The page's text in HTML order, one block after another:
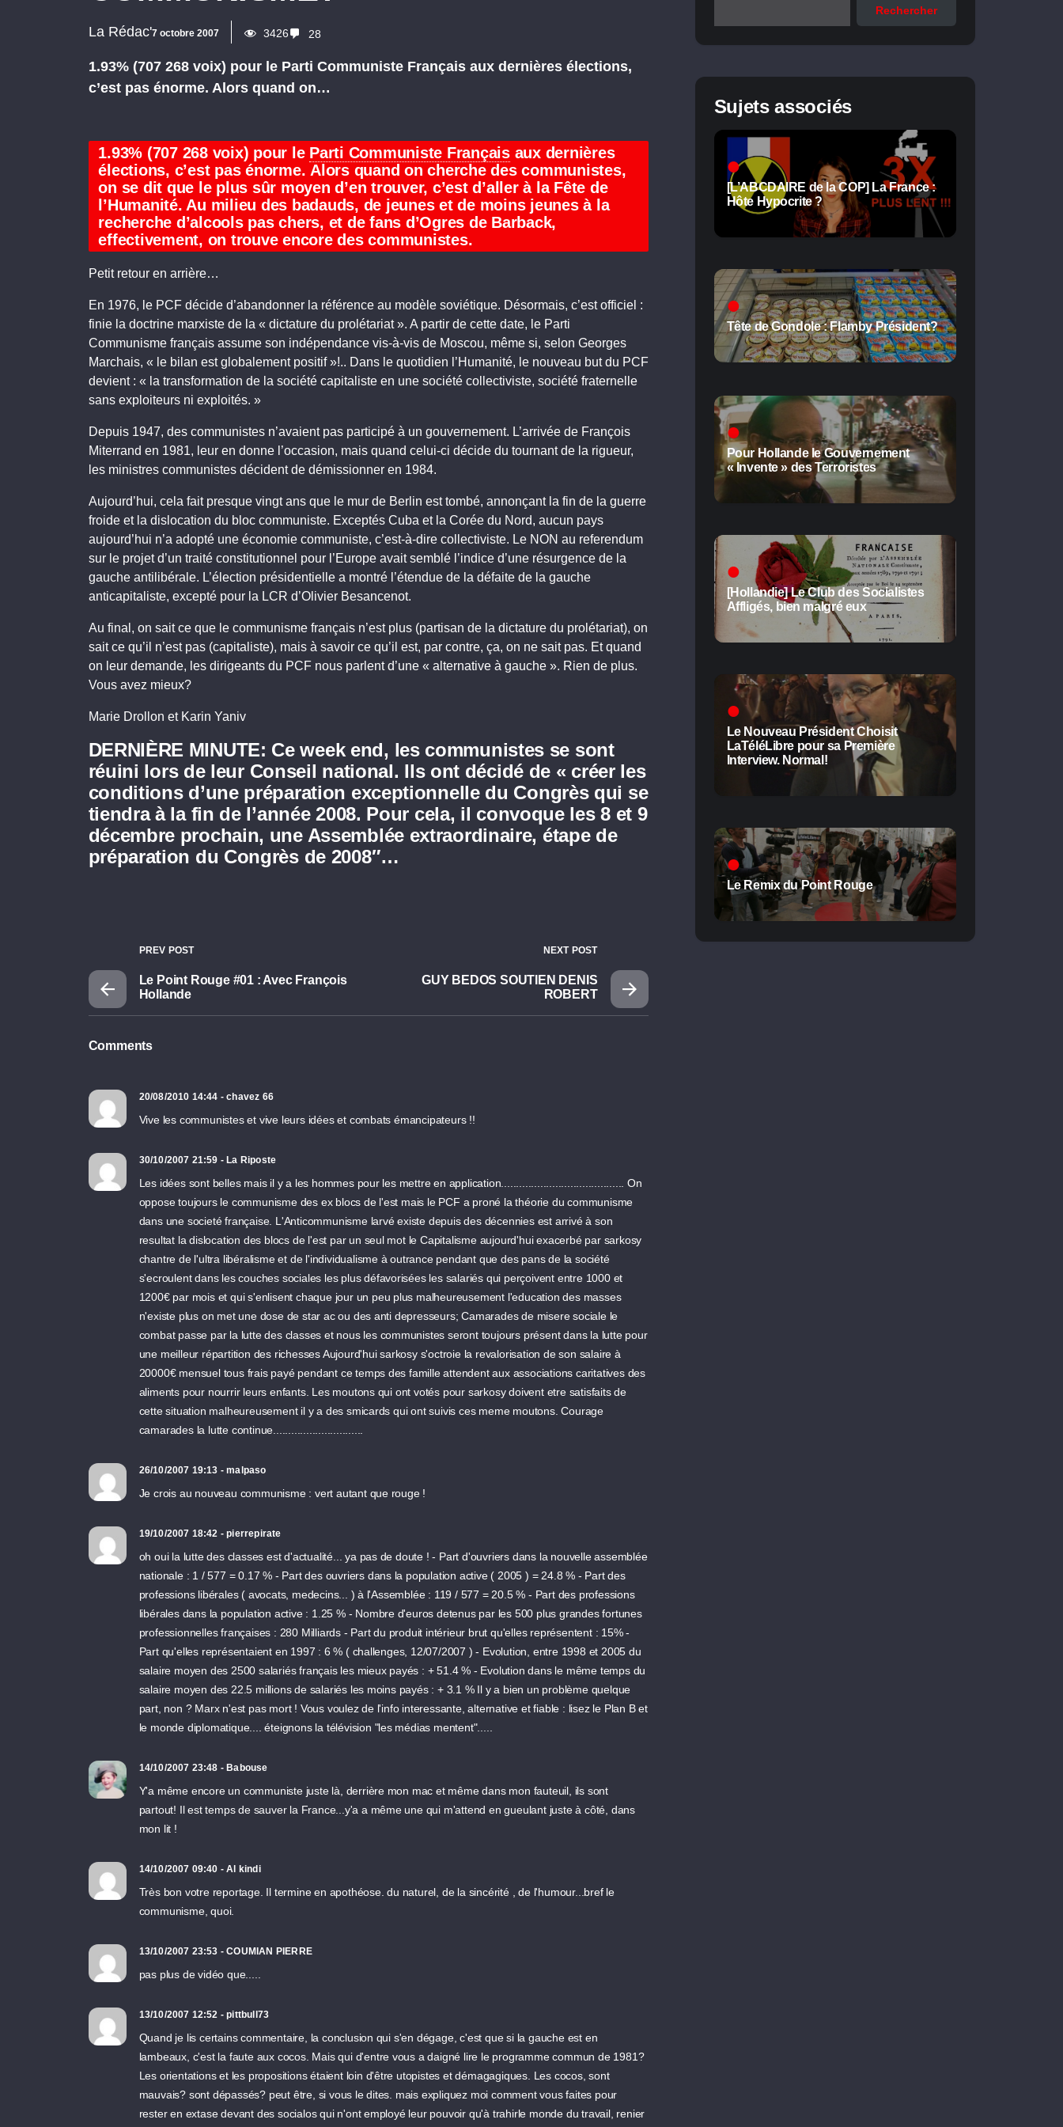
La Rédac'7 octobre 2007 3426 28
1.93% (707 268 voix) pour le Parti Communiste Français aux dernières élections,
c’est pas énorme. Alors quand on…
1.93% (707 268 voix) pour le Parti Communiste Françaisaux dernières
élections, c’est pas énorme. Alors quand on cherche des communistes,
on se dit que le plus sûr moyen d’en trouver, c’est d’aller à la Fête de
l’Humanité. Au milieu des badauds, de jeunes et de moins jeunes à la
recherche d’alcools pas chers, et de fans d’Ogres de Barback,
effectivement, on trouve encore des communistes.
Petit retour en arrière…
En 1976, le PCF décide d’abandonner la référence au modèle soviétique. Désormais, c’est officiel :
finie la doctrine marxiste de la « dictature du prolétariat ». A partir de cette date, le Parti
Communisme français assume son indépendance vis-à-vis de Moscou, même si, selon Georges
Marchais, « le bilan est globalement positif »!.. Dans le quotidien l’Humanité, le nouveau but du PCF
devient : « la transformation de la société capitaliste en une société collectiviste, société fraternelle
sans exploiteurs ni exploités. »
Depuis 1947, des communistes n’avaient pas participé à un gouvernement. L’arrivée de François
Miterrand en 1981, leur en donne l’occasion, mais quand celui-ci décide du tournant de la rigueur,
les ministres communistes décident de démissionner en 1984.
Aujourd’hui, cela fait presque vingt ans que le mur de Berlin est tombé, annonçant la fin de la guerre
froide et la dislocation du bloc communiste. Exceptés Cuba et la Corée du Nord, aucun pays
aujourd’hui n’a adopté une économie communiste, c’est-à-dire collectiviste. Le NON au referendum
sur le projet d’un traité constitutionnel pour l’Europe avait semblé l’indice d’une résurgence de la
gauche antilibérale. L’élection présidentielle a montré l’étendue de la défaite de la gauche
anticapitaliste, excepté pour la LCR d’Olivier Besancenot.
Au final, on sait ce que le communisme français n’est plus (partisan de la dictature du prolétariat), on
sait ce qu’il n’est pas (capitaliste), mais à savoir ce qu’il est, par contre, ça, on ne sait pas. Et quand
on leur demande, les dirigeants du PCF nous parlent d’une « alternative à gauche ». Rien de plus.
Vous avez mieux?
Marie Drollon et Karin Yaniv
DERNIÈRE MINUTE: Ce week end, les communistes se sont
réuini lors de leur Conseil national. Ils ont décidé de « créer les
conditions d’une préparation exceptionnelle du Congrès qui se
tiendra à la fin de l’année 2008. Pour cela, il convoque les 8 et 9
décembre prochain, une Assemblée extraordinaire, étape de
préparation du Congrès de 2008″…
PREV POST
Le Point Rouge #01 : Avec François
Hollande
NEXT POST
GUY BEDOS SOUTIEN DENIS
ROBERT
Comments
20/08/2010 14:44 - chavez 66
Vive les communistes et vive leurs idées et combats émancipateurs !!
30/10/2007 21:59 - La Riposte
Les idées sont belles mais il y a les hommes pour les mettre en application......................................... On
oppose toujours le communisme des ex blocs de l'est mais le PCF a proné la théorie du communisme
dans une societé française. L'Anticommunisme larvé existe depuis des décennies est arrivé à son
resultat la dislocation des blocs de l'est par un seul mot le Capitalisme aujourd'hui exacerbé par sarkosy
chantre de l'ultra libéralisme et de l'individualisme à outrance pendant que des pans de la société
s'ecroulent dans les couches sociales les plus défavorisées les salariés qui perçoivent entre 1000 et
1200€ par mois et qui s'enlisent chaque jour un peu plus malheureusement l'education des masses
n'existe plus on met une dose de star ac ou des anti depresseurs; Camarades de misere sociale le
combat passe par la lutte des classes et nous les communistes seront toujours présent dans la lutte pour
une meilleur répartition des richesses Aujourd'hui sarkosy s'octroie la revalorisation de son salaire à
20000€ mensuel tous frais payé pendant ce temps des famille attendent aux associations caritatives des
aliments pour nourrir leurs enfants. Les moutons qui ont votés pour sarkosy doivent etre satisfaits de
cette situation malheureusement il y a des smicards qui ont suivis ces meme moutons. Courage
camarades la lutte continue..............................
26/10/2007 19:13 - malpaso
Je crois au nouveau communisme : vert autant que rouge !
19/10/2007 18:42 - pierrepirate
oh oui la lutte des classes est d'actualité... ya pas de doute ! - Part d'ouvriers dans la nouvelle assemblée
nationale : 1 / 577 = 0.17 % - Part des ouvriers dans la population active ( 2005 ) = 24.8 % - Part des
professions libérales ( avocats, medecins... ) à l'Assemblée : 119 / 577 = 20.5 % - Part des professions
libérales dans la population active : 1.25 % - Nombre d'euros detenus par les 500 plus grandes fortunes
professionnelles françaises : 280 Milliards - Part du produit intérieur brut qu'elles représentent : 15% -
Part qu'elles représentaient en 1997 : 6 % ( challenges, 12/07/2007 ) - Evolution, entre 1998 et 2005 du
salaire moyen des 2500 salariés français les mieux payés : + 51.4 % - Evolution dans le même temps du
salaire moyen des 22.5 millions de salariés les moins payés : + 3.1 % Il y a bien un problème quelque
part, non ? Marx n'est pas mort ! Vous voulez de l'info interessante, alternative et fiable : lisez le Plan B et
le monde diplomatique.... éteignons la télévision "les médias mentent".....
14/10/2007 23:48 - Babouse
Y'a même encore un communiste juste là, derrière mon mac et même dans mon fauteuil, ils sont
partout! Il est temps de sauver la France...y'a a même une qui m'attend en gueulant juste à côté, dans
mon lit !
14/10/2007 09:40 - Al kindi
Très bon votre reportage. Il termine en apothéose. du naturel, de la sincérité , de l'humour...bref le
communisme, quoi.
13/10/2007 23:53 - COUMIAN PIERRE
pas plus de vidéo que.....
13/10/2007 12:52 - pittbull73
Quand je lis certains commentaire, la conclusion qui s'en dégage, c'est que si la gauche est en
lambeaux, c'est la faute aux cocos. Mais qui d'entre vous a daigné lire le programme commun de 1981?
Les orientations et les propositions étaient loin d'être utopistes et démagagiques. Les cocos, sont
mauvais? sont dépassés? peut être, si vous le dites. mais expliquez moi comment vous faites pour
rester en extase devant des socialos qui n'ont employé leur pouvoir qu'à trahirle monde du travail, renier
Rechercher
Sujets associés
[L’ABCDAIRE de la COP] La France :
Hôte Hypocrite ?
Tête de Gondole : Flamby Président?
Pour Hollande le Gouvernement
« Invente » des Terroristes
[Hollandie] Le Club des Socialistes
Affligés, bien malgré eux
Le Nouveau Président Choisit
LaTéléLibre pour sa Première
Interview. Normal!
Le Remix du Point Rouge